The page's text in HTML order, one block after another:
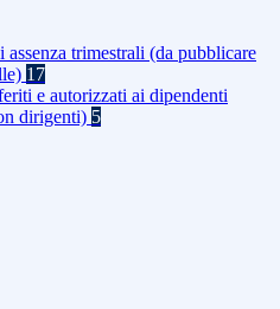
assenza trimestrali (da pubblicare
17
e autorizzati ai dipendenti
dirigenti) 5